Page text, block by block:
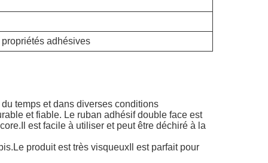
adhésives
temps et dans diverses conditions
et fiable. Le ruban adhésif double face est
est facile à utiliser et peut être déchiré à la
produit est très visqueuxIl est parfait pour